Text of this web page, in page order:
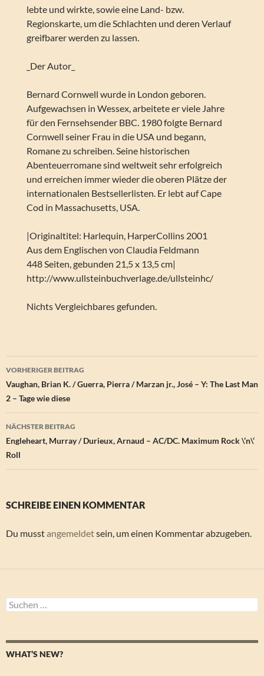
lebte und wirkte, sowie eine Land- bzw.
Regionskarte, um die Schlachten und deren Verlauf
greifbarer werden zu lassen.
_Der Autor_
Bernard Cornwell wurde in London geboren.
Aufgewachsen in Wessex, arbeitete er viele Jahre
für den Fernsehsender BBC. 1980 folgte Bernard
Cornwell seiner Frau in die USA und begann,
Romane zu schreiben. Seine historischen
Abenteuerromane sind weltweit sehr erfolgreich
und erreichen immer wieder die oberen Plätze der
internationalen Bestsellerlisten. Er lebt auf Cape
Cod in Massachusetts, USA.
|Originaltitel: Harlequin, HarperCollins 2001
Aus dem Englischen von Claudia Feldmann
448 Seiten, gebunden 21,5 x 13,5 cm|
http://www.ullsteinbuchverlage.de/ullsteinhc/
Nichts Vergleichbares gefunden.
Beitragsnavigation
VORHERIGER BEITRAG
Vaughan, Brian K. / Guerra, Pierra / Marzan jr., José – Y: The Last Man
2 – Tage wie diese
NÄCHSTER BEITRAG
Engleheart, Murray / Durieux, Arnaud – AC/DC. Maximum Rock \’n\‘
Roll
SCHREIBE EINEN KOMMENTAR
Du musstangemeldetsein, um einen Kommentar abzugeben.
Suchen
nach:
WHAT’S NEW?